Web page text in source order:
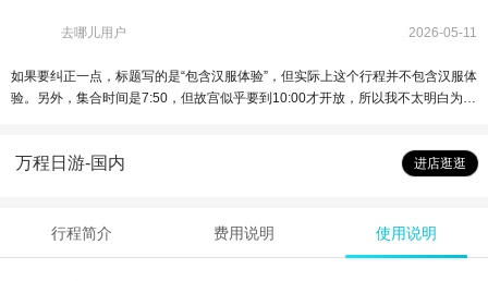
去哪儿用户 2026-05-11
如果要纠正一点，标题写的是“包含汉服体验”，但实际上这个行程并不包含汉服体
验。另外，集合时间是7:50，但故宫似乎要到10:00才开放，所以我不太明白为什
团里的每个人都很友善，虽然我是独自旅行，但玩得很开心。而且，我好像是唯
视剧，所以能说几句中文感觉很开心。在旅途中，我拍了很多漂亮的照片，笑声
万程日游-国内 进店逛逛
行程简介 费用说明 使用说明